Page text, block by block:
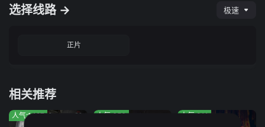
选择线路 → 极速
正片
相关推荐
人气:1427 人气:656 人气:311